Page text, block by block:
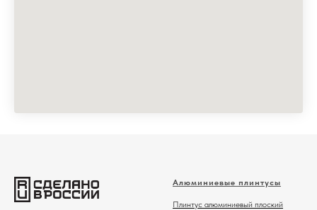
Алюминиевые плинтусы
Плинтус алюминиевый плоский